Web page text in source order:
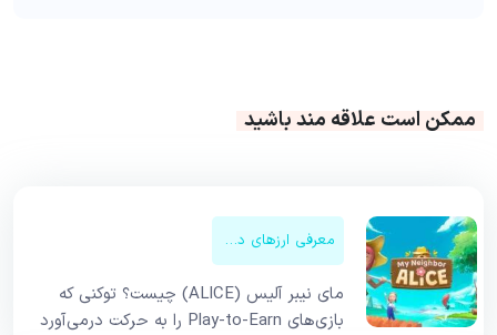
ممکن است علاقه مند باشید
معرفی ارزهای دیجیتال
مای نیبر آلیس (ALICE) چیست؟ توکنی که
بازی‌های Play-to-Earn را به حرکت درمی‌آورد